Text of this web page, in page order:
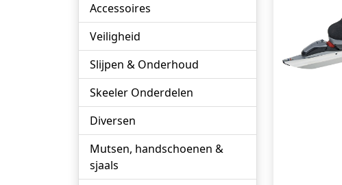
Accessoires
Veiligheid
Slijpen & Onderhoud
Skeeler Onderdelen
Diversen
Mutsen, handschoenen &
sjaals